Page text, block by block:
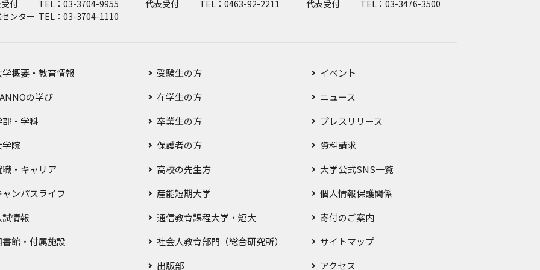
付
TEL：03-3704-9955
ンター TEL：03-3704-1110
代表受付 TEL：0463-92-2211 代表受付 TEL：03-3476-3500
学概要・教育情報
の学び
部・学科
学院
職・キャリア
ャンパスライフ
試情報
書館・付属施設
受験生の方
在学生の方
卒業生の方
保護者の方
高校の先生方
産能短期大学
通信教育課程大学・短大
社会人教育部門（総合研究所）
出版部
イベント
ニュース
プレスリリース
資料請求
大学公式SNS一覧
個人情報保護関係
寄付のご案内
サイトマップ
アクセス